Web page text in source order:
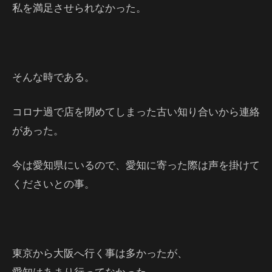
私を満足させられなかった。
そんな時である。
コロナ過で店を閉めてしまった古い知り合いから連絡
があった。
今は愛知県にいるので、愛知に寄った際は声を掛けて
くださいとの事。
東京から大阪へ行く事は多かったが、